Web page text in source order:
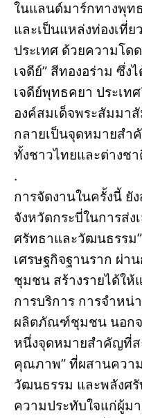
ในแลนด์มาร์กทางพุ
และเป็นแหล่งท่องเที่ย
ประเทศ ด้วยความโด
เจดีย์” สีทองอร่าม ซึ่ง
เจดีย์พุทธคยา ประเท
องค์สมเด็จพระสัมมา
กลายเป็นจุดหมายสำ
ทั้งชาวไทยและต่างชา
.
การจัดงานในครั้งนี้ ยั
จังหวัดกระบี่ในการส่ง
ศรัทธาและวัฒนธรรม
เศรษฐกิจฐานราก ผ่า
ชุมชน สร้างรายได้ใ
การบริการ การจำหน่
ผลิตภัณฑ์ชุมชน นอกจ
หนึ่งจุดหมายสำคัญที่ส
คุณภาพ” ที่ผสานควา
วัฒนธรรม และพลังศรั
ความประทับใจแก่ผู้ม